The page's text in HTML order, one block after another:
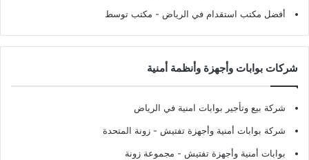
أفضل مكتب استقدام في الرياض - مكتب توسط
شركات بوابات وأجهزة وأنظمة أمنية
شركة بيع وتأجير بوابات امنية في الرياض
شركة بوابات أمنية وأجهزة تفتيش - زونة المتحدة
بوابات أمنية وأجهزة تفتيش - مجموعة زونة